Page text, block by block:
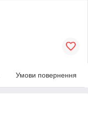
Умови повернення